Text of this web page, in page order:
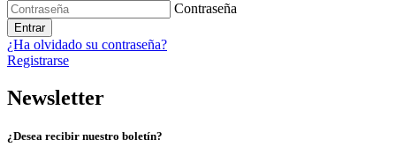
Contraseña
Entrar
¿Ha olvidado su contraseña?
Registrarse
Newsletter
¿Desea recibir nuestro boletín?